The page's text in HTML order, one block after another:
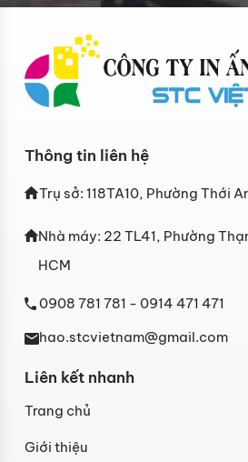
Thông tin liên hệ
Trụ sở: 118TA10, Phường Thới
Nhà máy: 22 TL41, Phường
HCM
0908 781 781 - 0914 471 471
hao.stcvietnam@gmail.com
Liên kết nhanh
Trang chủ
Giới thiệu